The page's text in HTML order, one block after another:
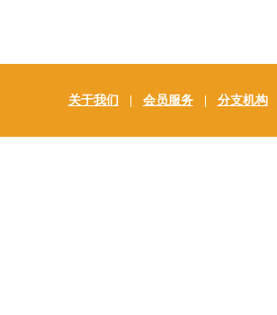
关于我们 会员服务| 分支机构